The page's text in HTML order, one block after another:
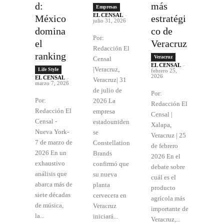
d:
México
domina
el
ranking
Life Style
EL CENSAL -
marzo 7, 2026
Por:
Redacción El
Censal -
Nueva York-
7 de marzo de
2026 En un
exhaustivo
análisis que
abarca más de
siete décadas
de música,
la...
Empresas
EL CENSAL -
julio 31, 2026
Por:
Redacción El
Censal
|Veracruz,
Veracruz| 31
de julio de
2026 La
empresa
estadouniden
se
Constellation
Brands
confirmó que
su nueva
planta
cervecera en
Veracruz
iniciará...
más
estratégi
co de
Veracruz
Veracruz
EL CENSAL -
febrero 25,
2026
Por:
Redacción El
Censal |
Xalapa,
Veracruz | 25
de febrero
2026 En el
debate sobre
cuál es el
producto
agrícola más
importante de
Veracruz,...